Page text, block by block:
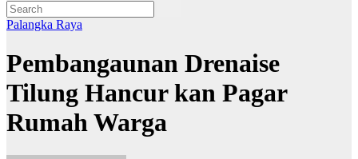
Palangka Raya
Pembangaunan Drenaise
Tilung Hancur kan Pagar
Rumah Warga